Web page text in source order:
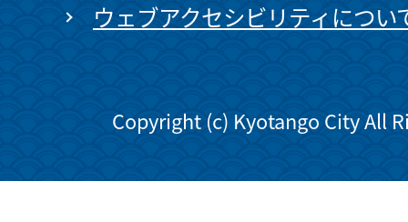
ウェブアクセシビリティについ
Copyright (c) Kyotango City All